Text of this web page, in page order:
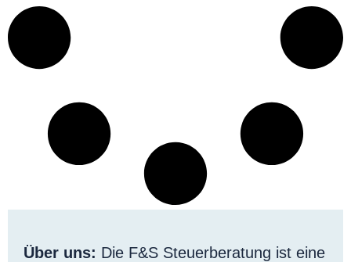
Über uns: Die F&S Steuerberatung ist eine